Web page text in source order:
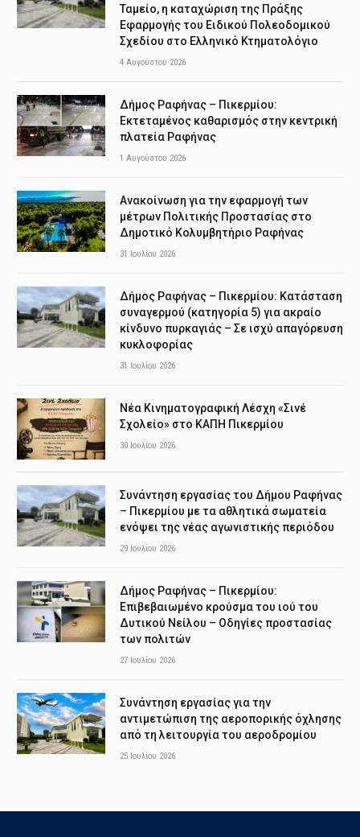
Ταμείο, η καταχώριση της Πράξης
Εφαρμογής του Ειδικού Πολεοδομικού
Σχεδίου στο Ελληνικό Κτηματολόγιο
4 Αυγούστου 2026
Δήμος Ραφήνας – Πικερμίου:
Εκτεταμένος καθαρισμός στην κεντρική
πλατεία Ραφήνας
1 Αυγούστου 2026
Ανακοίνωση για την εφαρμογή των
μέτρων Πολιτικής Προστασίας στο
Δημοτικό Κολυμβητήριο Ραφήνας
31 Ιουλίου 2026
Δήμος Ραφήνας – Πικερμίου: Κατάσταση
συναγερμού (κατηγορία 5) για ακραίο
κίνδυνο πυρκαγιάς – Σε ισχύ απαγόρευση
κυκλοφορίας
31 Ιουλίου 2026
Νέα Κινηματογραφική Λέσχη «Σινέ
Σχολείο» στο ΚΑΠΗ Πικερμίου
30 Ιουλίου 2026
Συνάντηση εργασίας του Δήμου Ραφήνας
– Πικερμίου με τα αθλητικά σωματεία
ενόψει της νέας αγωνιστικής περιόδου
29 Ιουλίου 2026
Δήμος Ραφήνας – Πικερμίου:
Επιβεβαιωμένο κρούσμα του ιού του
Δυτικού Νείλου – Οδηγίες προστασίας
των πολιτών
27 Ιουλίου 2026
Συνάντηση εργασίας για την
αντιμετώπιση της αεροπορικής όχλησης
από τη λειτουργία του αεροδρομίου
25 Ιουλίου 2026